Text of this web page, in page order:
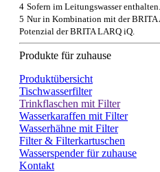
4 Sofern im Leitungswasser enthalten.
5 Nur in Kombination mit der BRITA
Potenzial der BRITA LARQ iQ.
Produkte für zuhause
Produktübersicht
Tischwasserfilter
Trinkflaschen mit Filter
Wasserkaraffen mit Filter
Wasserhähne mit Filter
Filter & Filterkartuschen
Wasserspender für zuhause
Kontakt